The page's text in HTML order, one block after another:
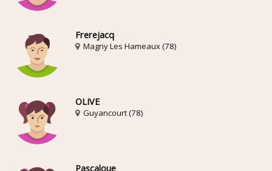
Frerejacq
Magny Les Hameaux (78)
OLIVE
Guyancourt (78)
Pascaloue